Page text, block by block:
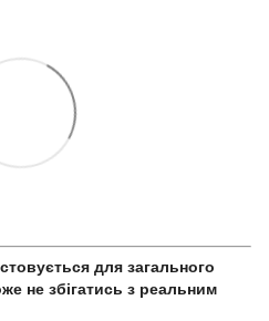
для загального
не збігатись з реальним